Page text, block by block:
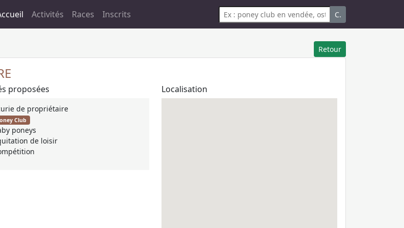
Activités Races Inscrits C.
Retour
proposées
de propriétaire
Club
poneys
de loisir
Localisation